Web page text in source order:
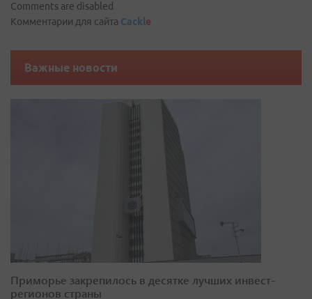
Comments are disabled
Комментарии для сайта Cackle
Важные новости
Приморье закрепилось в десятке лучших инвест-
регионов страны